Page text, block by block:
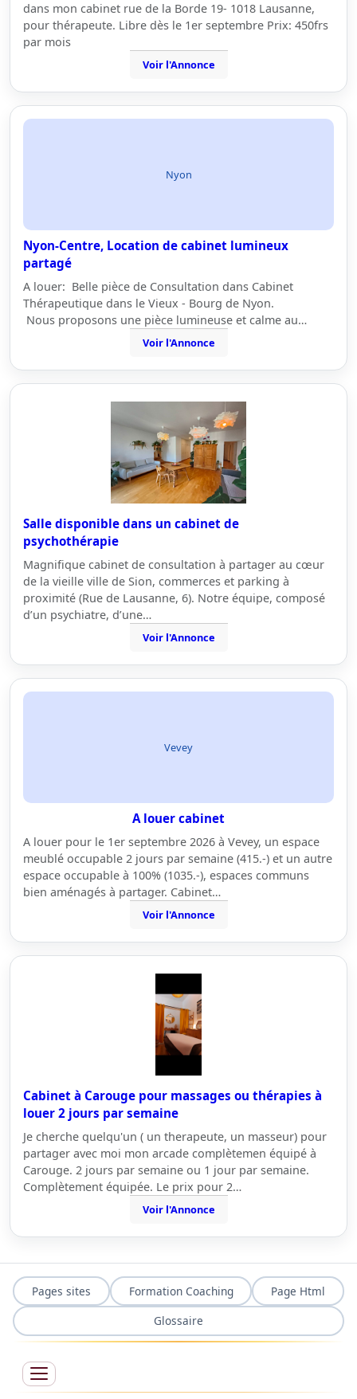
dans mon cabinet rue de la Borde 19- 1018 Lausanne,
pour thérapeute. Libre dès le 1er septembre Prix: 450frs
par mois
Voir l'Annonce
Nyon
Nyon-Centre, Location de cabinet lumineux
partagé
A louer: Belle pièce de Consultation dans Cabinet
Thérapeutique dans le Vieux - Bourg de Nyon.
Nous proposons une pièce lumineuse et calme au…
Voir l'Annonce
Salle disponible dans un cabinet de
psychothérapie
Magnifique cabinet de consultation à partager au cœur
de la vieille ville de Sion, commerces et parking à
proximité (Rue de Lausanne, 6). Notre équipe, composé
d’un psychiatre, d’une…
Voir l'Annonce
Vevey
A louer cabinet
A louer pour le 1er septembre 2026 à Vevey, un espace
meublé occupable 2 jours par semaine (415.-) et un autre
espace occupable à 100% (1035.-), espaces communs
bien aménagés à partager. Cabinet…
Voir l'Annonce
Cabinet à Carouge pour massages ou thérapies à
louer 2 jours par semaine
Je cherche quelqu'un ( un therapeute, un masseur) pour
partager avec moi mon arcade complètemen équipé à
Carouge. 2 jours par semaine ou 1 jour par semaine.
Complètement équipée. Le prix pour 2…
Voir l'Annonce
Pages sites Formation Coaching
Page Html
Glossaire